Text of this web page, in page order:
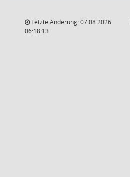
Letzte Änderung: 07.08.2026
06:18:13